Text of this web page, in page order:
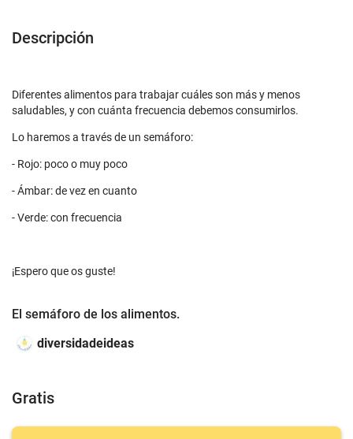
Descripción
Diferentes alimentos para trabajar cuáles son más y menos
saludables, y con cuánta frecuencia debemos consumirlos.
Lo haremos a través de un semáforo:
- Rojo: poco o muy poco
- Ámbar: de vez en cuanto
- Verde: con frecuencia
¡Espero que os guste!
El semáforo de los alimentos.
diversidadeideas
Gratis